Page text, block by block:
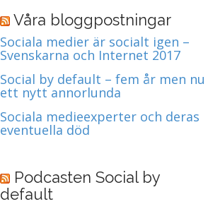
Våra bloggpostningar
Sociala medier är socialt igen –
Svenskarna och Internet 2017
Social by default – fem år men nu
ett nytt annorlunda
Sociala medieexperter och deras
eventuella död
Podcasten Social by
default